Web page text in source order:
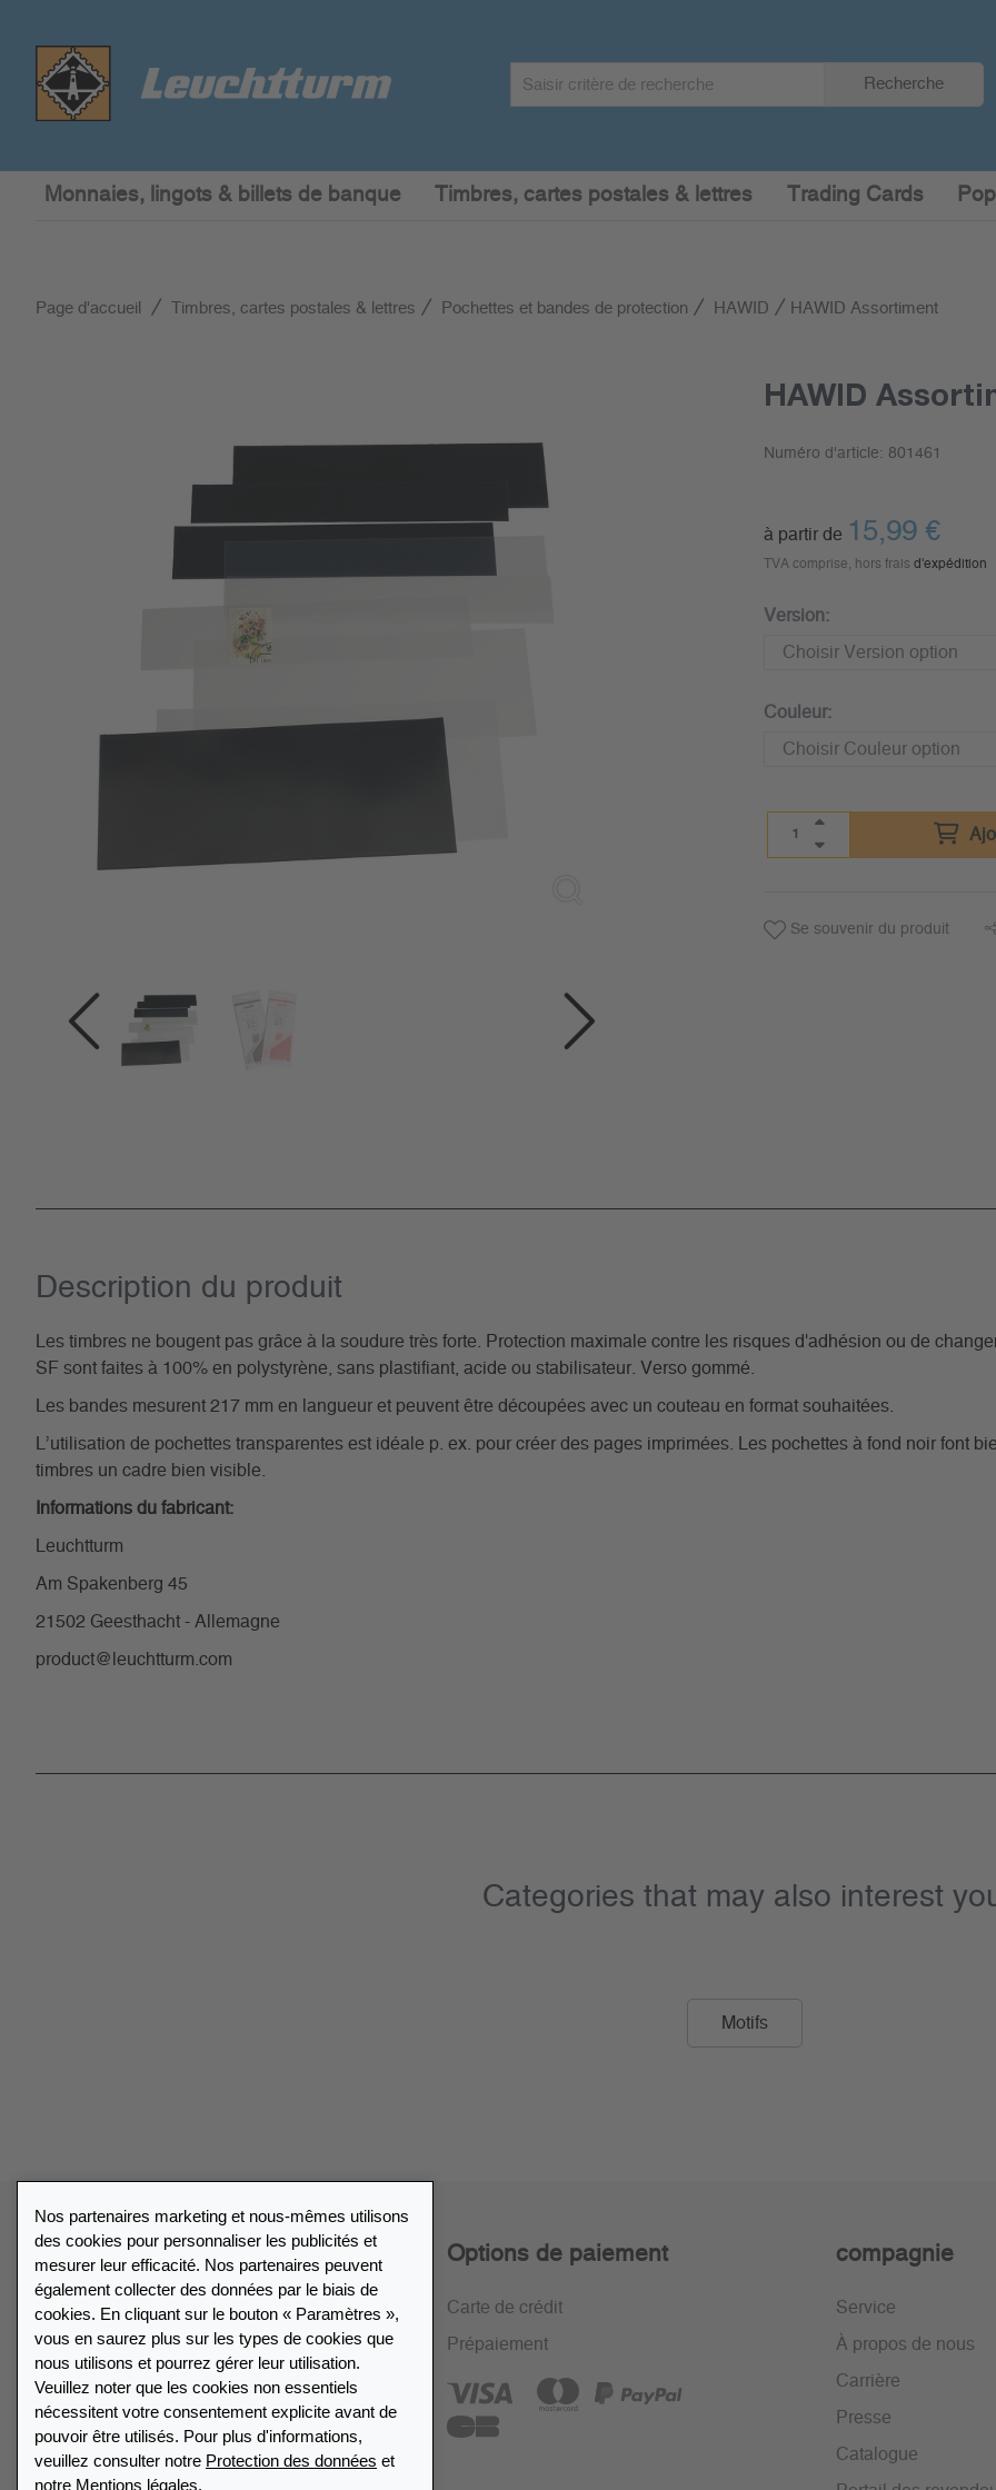
Recherche
Monnaies, lingots & billets de banque Timbres, cartes postales & lettres Trading Cards
Page d'accueil Timbres, cartes postales & lettres Pochettes et bandes de protection HAWID HAWID Assortiment
HAWID
Numéro d'article: 801461
à partir de 15,99 €
TVA comprise, hors frais d'expédition
Version:
Couleur:
Se souvenir du produit
Description du­ produit
Les timbres ne bougent pas grâce à la soudure très forte. Protection maximale contre les risques d'adhésion ou de
SF sont faites à 100% en polystyrène, sans plastifiant, acide ou stabilisateur. Verso gommé.
Les bandes mesurent 217 mm en langueur et peuvent être découpées avec un couteau en format souhaitées.
L’utilisation de pochettes transparentes est idéale p. ex. pour créer des pages imprimées. Les pochettes à fond noir font
timbres un cadre bien visible.
Informations du fabricant:
Leuchtturm
Am Spakenberg 45
21502 Geesthacht - Allemagne
product@leuchtturm.com
Categories that may also interest
Motifs
Service
Politique de retour de 30 jours
Cryptage SSL
FAQ
Options de paiement
Carte de crédit
Prépaiement
compagnie
Service
À propos de nous
Carrière
Presse
Catalogue
Nos partenaires marketing et nous-mêmes utilisons
des cookies pour personnaliser les publicités et
mesurer leur efficacité. Nos partenaires peuvent
également collecter des données par le biais de
cookies. En cliquant sur le bouton « Paramètres »,
vous en saurez plus sur les types de cookies que
nous utilisons et pourrez gérer leur utilisation.
Veuillez noter que les cookies non essentiels
nécessitent votre consentement explicite avant de
pouvoir être utilisés. Pour plus d'informations,
veuillez consulter notre Protection des données et
notre Mentions légales.